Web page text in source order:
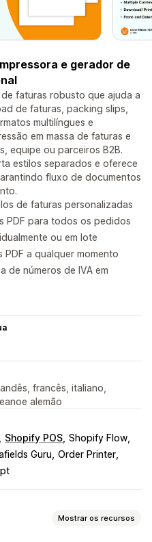
e gerador de
faturas robusto que ajuda a
de faturas, packing slips,
multilíngues e
em massa de faturas e
equipe ou parceiros B2B.
estilos separados e oferece
fluxo de documentos
de faturas personalizadas
PDF para todos os pedidos
ou em lote
a qualquer momento
de números de IVA em
francês, italiano,
alemão
Shopify POS Shopify Flow
Guru Order Printer
Mostrar os recursos